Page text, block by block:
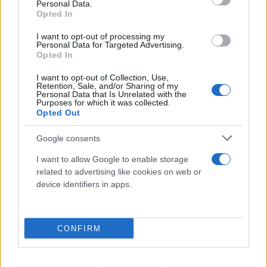
Personal Data.
Opted In
I want to opt-out of processing my
Personal Data for Targeted Advertising.
Opted In
I want to opt-out of Collection, Use,
Retention, Sale, and/or Sharing of my
Personal Data that Is Unrelated with the
Purposes for which it was collected.
Opted Out
Google consents
I want to allow Google to enable storage
related to advertising like cookies on web or
device identifiers in apps.
CONFIRM
Υπόθεση Marfin: Επιστρέφει στην Ελλάδα η